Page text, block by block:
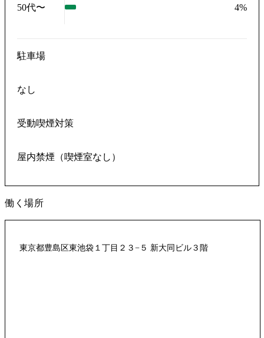
50代〜 4%
駐車場
なし
受動喫煙対策
屋内禁煙（喫煙室なし）
働く場所
東京都豊島区東池袋１丁目２３−５ 新大同ビル３階